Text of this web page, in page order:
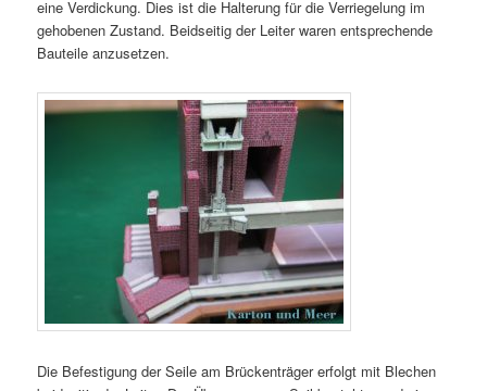
eine Verdickung. Dies ist die Halterung für die Verriegelung im
gehobenen Zustand. Beidseitig der Leiter waren entsprechende
Bauteile anzusetzen.
Die Befestigung der Seile am Brückenträger erfolgt mit Blechen